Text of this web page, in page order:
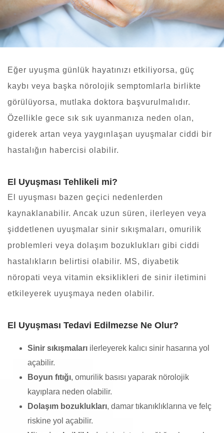
Eğer uyuşma günlük hayatınızı etkiliyorsa, güç
kaybı veya başka nörolojik semptomlarla birlikte
görülüyorsa, mutlaka doktora başvurulmalıdır.
Özellikle gece sık sık uyanmanıza neden olan,
giderek artan veya yaygınlaşan uyuşmalar ciddi bir
hastalığın habercisi olabilir.
El Uyuşması Tehlikeli mi?
El uyuşması bazen geçici nedenlerden
kaynaklanabilir. Ancak uzun süren, ilerleyen veya
şiddetlenen uyuşmalar sinir sıkışmaları, omurilik
problemleri veya dolaşım bozuklukları gibi ciddi
hastalıkların belirtisi olabilir. MS, diyabetik
nöropati veya vitamin eksiklikleri de sinir iletimini
etkileyerek uyuşmaya neden olabilir.
El Uyuşması Tedavi Edilmezse Ne Olur?
Sinir sıkışmaları ilerleyerek kalıcı sinir hasarına yol
açabilir.
Boyun fıtığı, omurilik basısı yaparak nörolojik
kayıplara neden olabilir.
Dolaşım bozuklukları, damar tıkanıklıklarına ve felç
riskine yol açabilir.